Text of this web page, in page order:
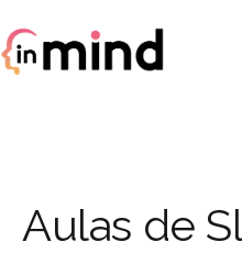
para
Category:
Aulas de